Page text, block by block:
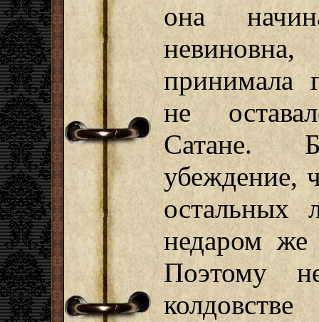
она
принимала
не
Сатане.
убеждение,
остальных
недаром же
Поэтому